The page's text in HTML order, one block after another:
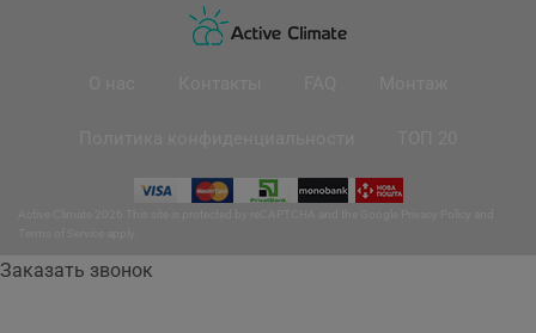
Заказать звонок